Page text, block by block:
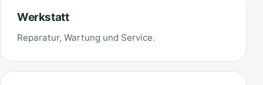
Werkstatt
Reparatur, Wartung und Service.